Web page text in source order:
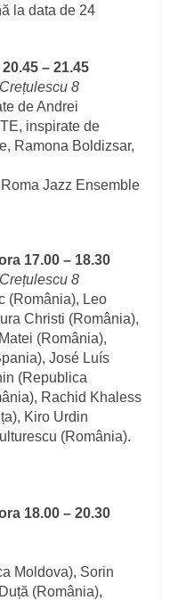
la data de 24
– 21.45
8
de Andrei
inspirate de
Ramona Boldizsar,
Jazz Ensemble
17.00 – 18.30
8
(România), Leo
Christi (România),
(România),
José Luís
(Republica
Rachid Khaless
Kiro Urdin
(România).
18.00 – 20.30
Moldova), Sorin
(România),